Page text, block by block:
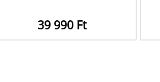
39 990 Ft